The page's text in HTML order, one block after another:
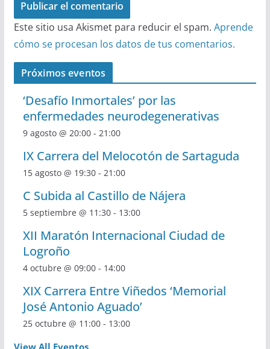
Este sitio usa Akismet para reducir el spam. Aprende
cómo se procesan los datos de tus comentarios.
Próximos eventos
‘Desafío Inmortales’ por las
enfermedades neurodegenerativas
9 agosto @ 20:00- 21:00
IX Carrera del Melocotón de Sartaguda
15 agosto @ 19:30- 21:00
C Subida al Castillo de Nájera
5 septiembre @ 11:30- 13:00
XII Maratón Internacional Ciudad de
Logroño
4 octubre @ 09:00- 14:00
XIX Carrera Entre Viñedos ‘Memorial
José Antonio Aguado’
25 octubre @ 11:00- 13:00
View All Eventos